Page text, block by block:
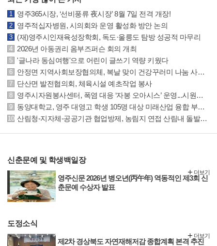
영주365시장, ‘선비풍류 夜시장’ 8월 7일 전격 개장!
영주적십자병원, 시의회와 운영 활성화 방안 논의
(재)영주시인재육성장학회, 독도·울릉도 탐방 성공적 마무리
2026년 아동권리 옴부즈퍼슨 회의 개최
'글나라 동심여행'으로 어린이 글쓰기 역량 키웠다
안정면 지역사회보장협의체, 복날 맞이 건강꾸러미 나눔 사업 추진
단산면 발전협의회, 체육시설 예초작업 봉사
영주시자원봉사센터, 폭염 대응 ‘자봉 오아시스’ 운영...시원한 생수 나눔으로 주민 건강 지킨다.
동양대학교, 영주 대영고 학생 105명 대상 미래산업 융합 부트캠프 운영
산림청-지자체-공공기관 협업방제, 농림지 연접 산림내 돌발해충 공동대응
신춘문예 및 학생백일장
영주신문 2026년 병오년(丙午年) 역동적인 제3회 신
춘문예 수상자 발표
더보기
도정소식
제2차 경상북도 자연재해저감 종합계획 본격 추진
더보기